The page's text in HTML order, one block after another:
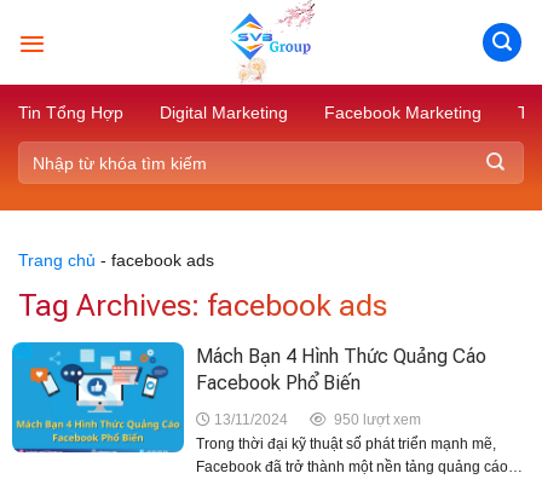
Tin Tổng Hợp Digital Marketing Facebook Marketing
Trang chủ - facebook ads
Tag Archives: facebook ads
Mách Bạn 4 Hình Thức Quảng Cáo
Facebook Phổ Biến
13/11/2024
950 lượt xem
Trong thời đại kỹ thuật số phát triển mạnh mẽ,
Facebook đã trở thành một nền tảng quảng cáo